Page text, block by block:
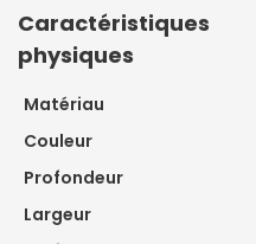
Caractéristiques
physiques
Matériau
Couleur
Profondeur
Largeur